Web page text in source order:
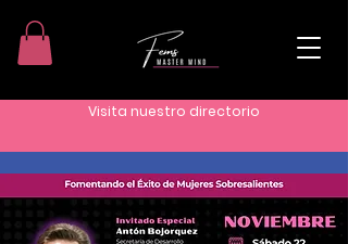
Visita nuestro directorio